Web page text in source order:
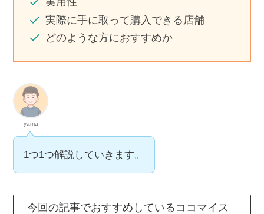
実際に手に取って購入できる店舗
どのような方におすすめか
yama
1つ1つ解説していきます。
今回の記事でおすすめしているココマイス